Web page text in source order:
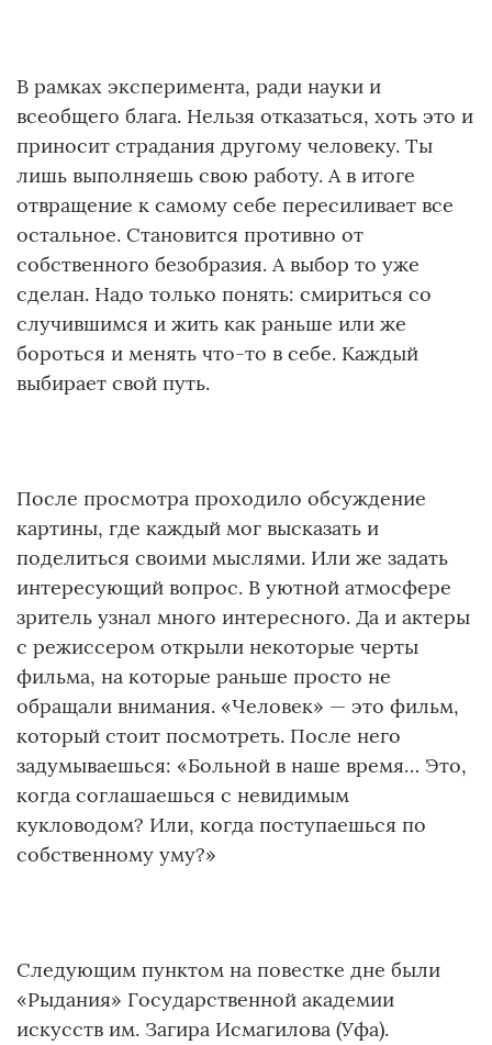
В рамках эксперимента, ради науки и
всеобщего блага. Нельзя отказаться, хоть это и
приносит страдания другому человеку. Ты
лишь выполняешь свою работу. А в итоге
отвращение к самому себе пересиливает все
остальное. Становится противно от
собственного безобразия. А выбор то уже
сделан. Надо только понять: смириться со
случившимся и жить как раньше или же
бороться и менять что-то в себе. Каждый
выбирает свой путь.
После просмотра проходило обсуждение
картины, где каждый мог высказать и
поделиться своими мыслями. Или же задать
интересующий вопрос. В уютной атмосфере
зритель узнал много интересного. Да и актеры
с режиссером открыли некоторые черты
фильма, на которые раньше просто не
обращали внимания. «Человек» — это фильм,
который стоит посмотреть. После него
задумываешься: «Больной в наше время… Это,
когда соглашаешься с невидимым
кукловодом? Или, когда поступаешься по
собственному уму?»
Следующим пунктом на повестке дне были
«Рыдания» Государственной академии
искусств им. Загира Исмагилова (Уфа).